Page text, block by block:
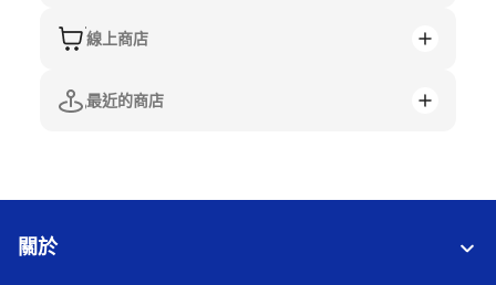
線上商店
最近的商店
關於